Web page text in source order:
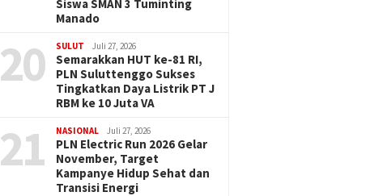
Siswa SMAN 3 Tuminting
Manado
20 SULUT Juli 27, 2026
Semarakkan HUT ke-81 RI,
PLN Suluttenggo Sukses
Tingkatkan Daya Listrik PT J
RBM ke 10 Juta VA
21 NASIONAL Juli 27, 2026
PLN Electric Run 2026 Gelar
November, Target
Kampanye Hidup Sehat dan
Transisi Energi